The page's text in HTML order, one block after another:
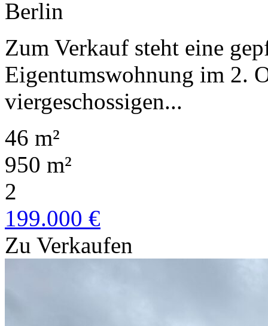
Berlin
Zum Verkauf steht eine
Eigentumswohnung im 2.
viergeschossigen...
46 m²
950 m²
2
199.000 €
Zu Verkaufen